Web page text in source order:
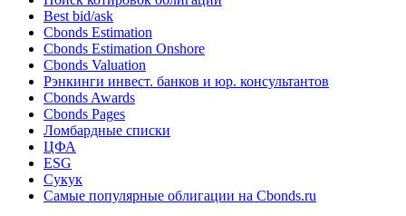
Поиск облигаций & Карты рынка
Поиск облигаций (ИИ)
Ближайшие размещения (Россия)
Поиск котировок облигаций
Best bid/ask
Cbonds Estimation
Cbonds Estimation Onshore
Cbonds Valuation
Рэнкинги инвест. банков и юр. консультантов
Cbonds Awards
Cbonds Pages
Ломбардные списки